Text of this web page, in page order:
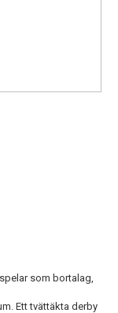
som bortalag,
Ett tvättäkta derby